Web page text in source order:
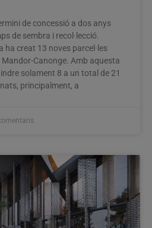
de concessió a dos anys
de sembra i recol·lecció.
ha creat 13 noves parcel·les
Mandor-Canonge. Amb aquesta
solament 8 a un total de 21
principalment, a